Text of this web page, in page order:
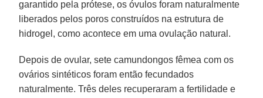
garantido pela prótese, os óvulos foram naturalmente
liberados pelos poros construídos na estrutura de
hidrogel, como acontece em uma ovulação natural.
Depois de ovular, sete camundongos fêmea com os
ovários sintéticos foram então fecundados
naturalmente. Três deles recuperaram a fertilidade e